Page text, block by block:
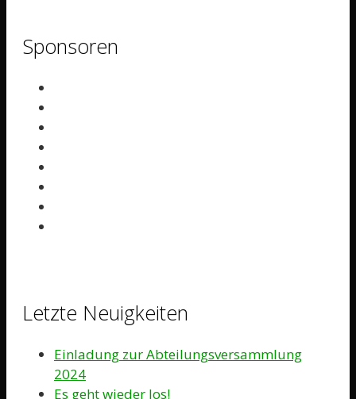
Sponsoren
Letzte Neuigkeiten
Einladung zur Abteilungsversammlung
2024
Es geht wieder los!